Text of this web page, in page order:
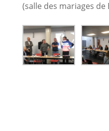
(salle des mariages